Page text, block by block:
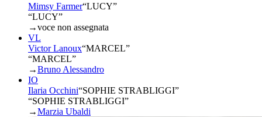
Mimsy Farmer“LUCY”
“LUCY”
→voce non assegnata
VL
Victor Lanoux“MARCEL”
“MARCEL”
→Bruno Alessandro
IO
Ilaria Occhini“SOPHIE STRABLIGGI”
“SOPHIE STRABLIGGI”
→Marzia Ubaldi